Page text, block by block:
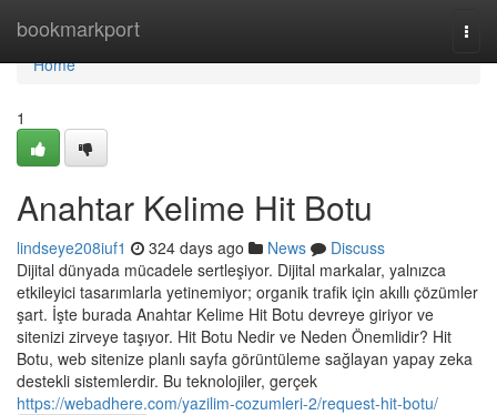
bookmarkport
Home
Home
1
Anahtar Kelime Hit Botu
lindseye208iuf1 324 days ago News
Discuss
Dijital dünyada mücadele sertleşiyor. Dijital markalar, yalnızca
etkileyici tasarımlarla yetinemiyor; organik trafik için akıllı çözümler
şart. İşte burada Anahtar Kelime Hit Botu devreye giriyor ve
sitenizi zirveye taşıyor. Hit Botu Nedir ve Neden Önemlidir? Hit
Botu, web sitenize planlı sayfa görüntüleme sağlayan yapay zeka
destekli sistemlerdir. Bu teknolojiler, gerçek
https://webadhere.com/yazilim-cozumleri-2/request-hit-botu/